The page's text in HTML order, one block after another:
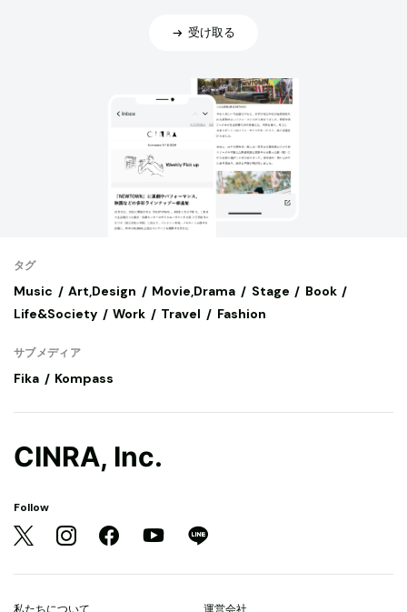
受け取る
タグ
Music Art,Design Movie,Drama Stage
Book
Life&Society
Work Travel Fashion
サブメディア
Fika Kompass
CINRA, Inc.
Follow
私たちについて 運営会社